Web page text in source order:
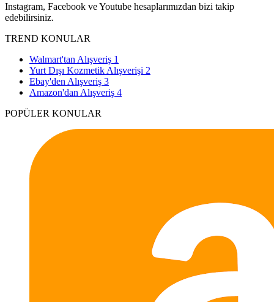
Instagram, Facebook ve Youtube hesaplarımızdan bizi takip
edebilirsiniz.
TREND KONULAR
Walmart'tan Alışveriş 1
Yurt Dışı Kozmetik Alışverişi 2
Ebay'den Alışveriş 3
Amazon'dan Alışveriş 4
POPÜLER KONULAR